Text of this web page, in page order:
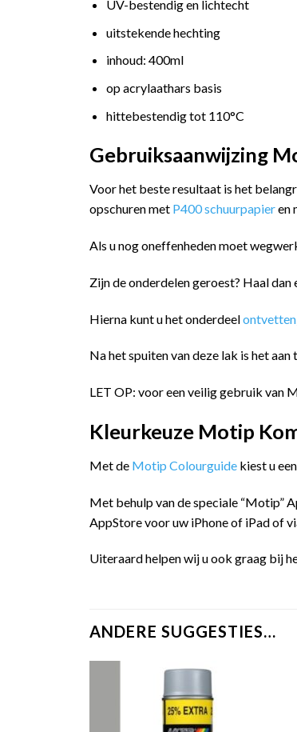
UV-bestendig en lichtecht
uitstekende hechting
inhoud: 400ml
op acrylaathars basis
hittebestendig tot 110°C
Gebruiksaanwijzing
Voor het beste resultaat is het
opschuren met P400 schuurpapieren
Als u nog oneffenheden moet
Zijn de onderdelen geroest? Haal
Hierna kunt u het onderdeelontvetten
Na het spuiten van deze lak is het aan
LET OP: voor een veilig gebruik van
Kleurkeuze Motip
Met de Motip Colourguide kiest u
Met behulp van de speciale “Motip”
AppStore voor uw iPhone of iPad of
Uiteraard helpen wij u ook graag bij
ANDERE SUGGESTIES…